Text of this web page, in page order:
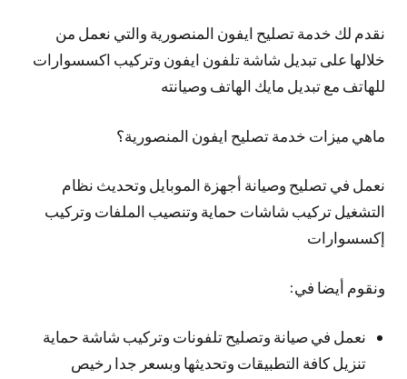
نقدم لك خدمة تصليح ايفون المنصورية والتي نعمل من
خلالها على تبديل شاشة تلفون ايفون وتركيب اكسسوارات
للهاتف مع تبديل مايك الهاتف وصيانته
ماهي ميزات خدمة تصليح ايفون المنصورية؟
نعمل في تصليح وصيانة أجهزة الموبايل وتحديث نظام
التشغيل تركيب شاشات حماية وتنصيب الملفات وتركيب
إكسسوارات
ونقوم أيضا في:
نعمل في صيانة وتصليح تلفونات وتركيب شاشة حماية
تنزيل كافة التطبيقات وتحديثها وبسعر جدا رخيص